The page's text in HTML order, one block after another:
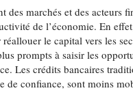
des marchés et des acteurs
de l’économie. En
le capital vers les
prompts à saisir les
Les crédits bancaires
de confiance, sont moins